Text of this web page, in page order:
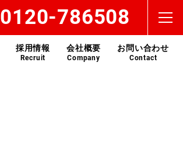
0120-786508
採用情報
Recruit
会社概要
Company
お問い合わせ
Contact